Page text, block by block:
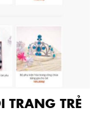
TRANG TRẺ